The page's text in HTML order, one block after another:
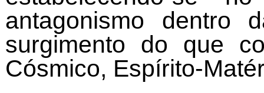
antagonismo
surgimento do que
Cósmico, Espírito-